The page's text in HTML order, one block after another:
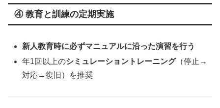
④ 教育と訓練の定期実施
新人教育時に必ずマニュアルに沿った演習を行う
年1回以上のシミュレーショントレーニング（停止→
対応→復旧）を推奨